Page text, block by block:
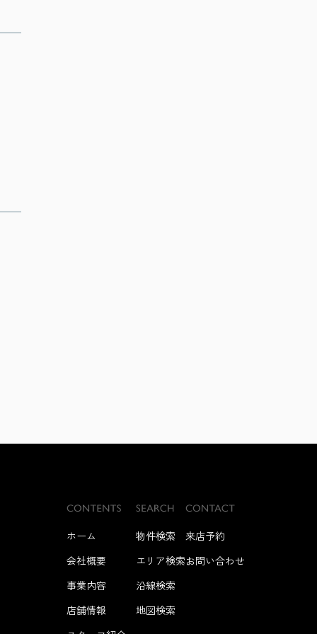
ホーム
会社概要
事業内容
店舗情報
物件検索
エリア検索
沿線検索
地図検索
来店予約
お問い合わせ